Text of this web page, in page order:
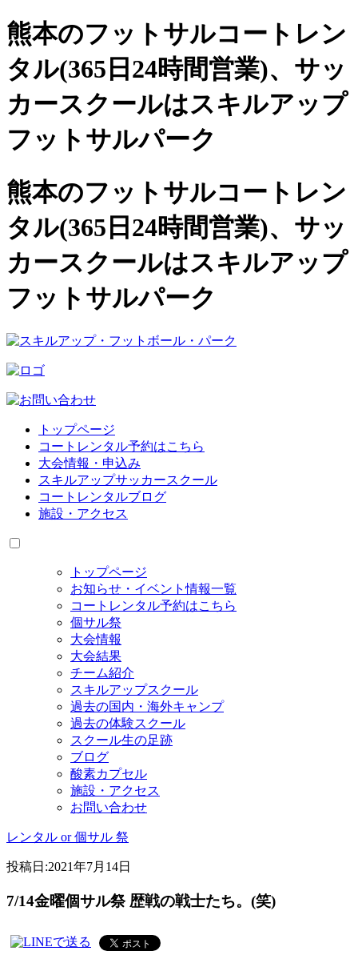
熊本のフットサルコートレン
タル(365日24時間営業)、 サッ
カースクールはスキルアップ
フットサルパーク
熊本のフットサルコートレン
タル(365日24時間営業)、サッ
カースクールはスキルアップ
フットサルパーク
トップページ
コートレンタル予約はこちら
大会情報・申込み
スキルアップサッカースクール
コートレンタルブログ
施設・アクセス
トップページ
お知らせ・イベント情報一覧
コートレンタル予約はこちら
個サル祭
大会情報
大会結果
チーム紹介
スキルアップスクール
過去の国内・海外キャンプ
過去の体験スクール
スクール生の足跡
ブログ
酸素カプセル
施設・アクセス
お問い合わせ
レンタル or 個サル 祭
投稿日:2021年7月14日
7/14金曜個サル祭 歴戦の戦士たち。(笑)